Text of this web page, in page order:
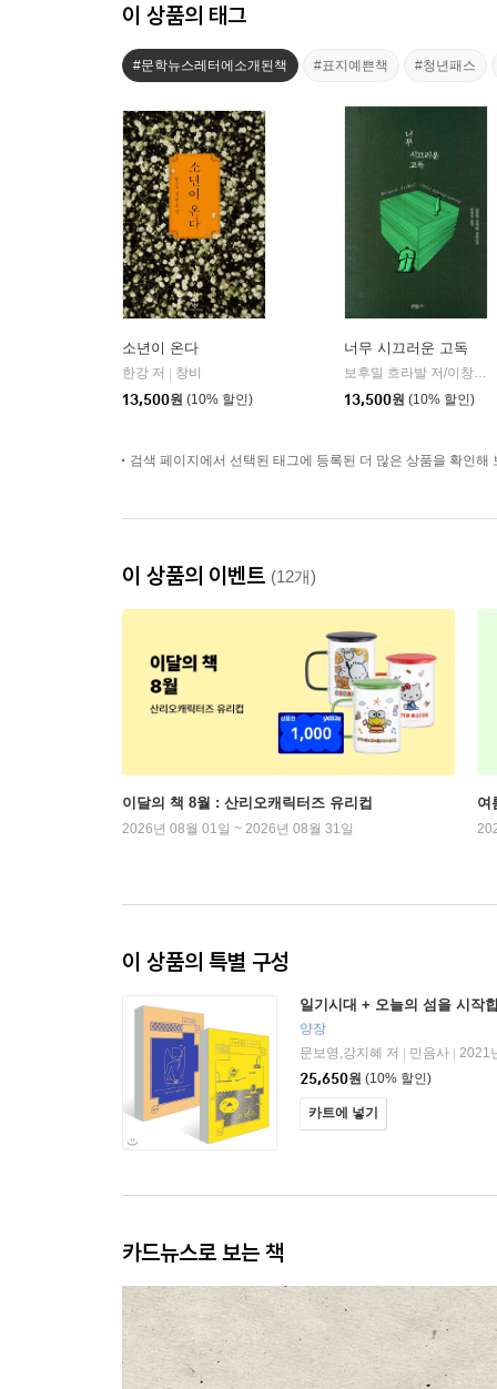
이 상품의 태그
#문학뉴스레터에소개된책 #표지예쁜책 #청년패스
소년이 온다
한강 저
창비
13,500원 (10% 할인)
너무 시끄러운 고독
보후밀 흐라발 저/이창실 역
13,500원 (10% 할인)
검색 페이지에서 선택된 태그에 등록된 더 많은 상품을 확인해
이 상품의 이벤트 (12개)
이달의 책 8월 : 산리오캐릭터즈 유리컵
2026년 08월 01일 ~ 2026년 08월 31일
여
이 상품의 특별 구성
일기시대 + 오늘의 섬을 시작
양장
문보영,강지혜 저
민음사
2021
25,650원 (10% 할인)
카트에 넣기
카드뉴스로 보는 책